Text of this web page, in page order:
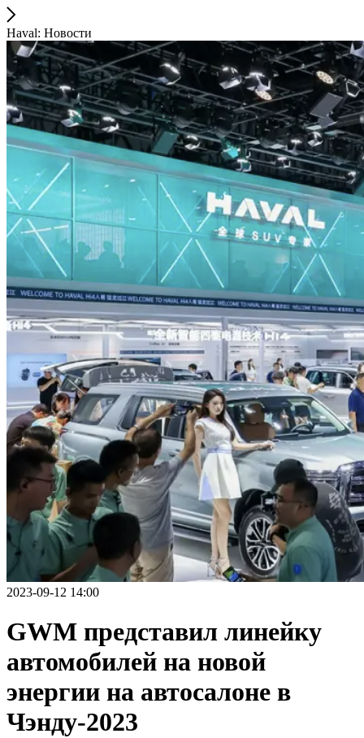
Haval: Новости
2023-09-12 14:00
GWM представил линейку
автомобилей на новой
энергии на автосалоне в
Чэнду-2023